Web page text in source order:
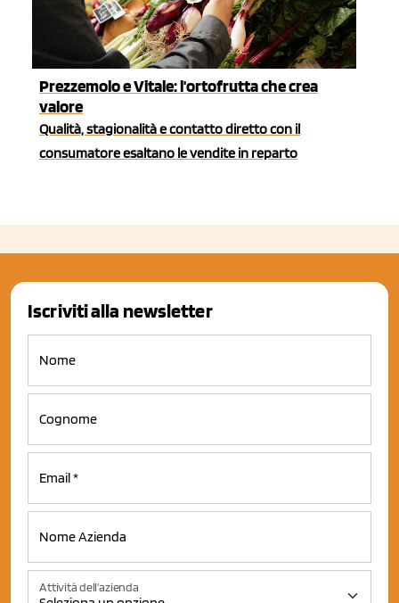
Prezzemolo e Vitale: l'ortofrutta che crea
valore
Qualità, stagionalità e contatto diretto con il
consumatore esaltano le vendite in reparto
Iscriviti alla newsletter
Attività dell'azienda